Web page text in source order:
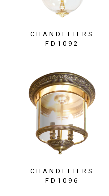
CHANDELIERS
FD1092
CHANDELIERS
FD1096